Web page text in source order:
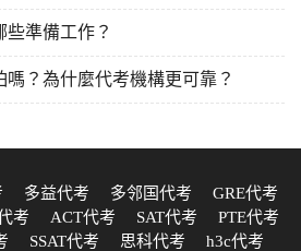
準備工作？
？為什麼代考機構更可靠？
多益代考 多邻国代考
GRE代考
考 ACT代考 SAT代考
PTE代考
SSAT代考 思科代考
h3c代考